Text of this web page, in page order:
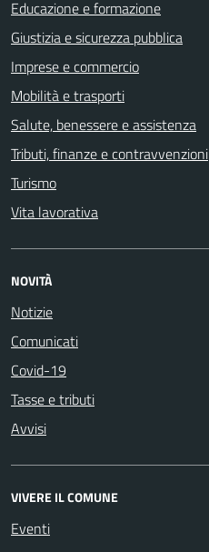
Educazione e formazione
Giustizia e sicurezza pubblica
Imprese e commercio
Mobilità e trasporti
Salute, benessere e assistenza
Tributi, finanze e contravvenzioni
Turismo
Vita lavorativa
NOVITÀ
Notizie
Comunicati
Covid-19
Tasse e tributi
Avvisi
VIVERE IL COMUNE
Eventi